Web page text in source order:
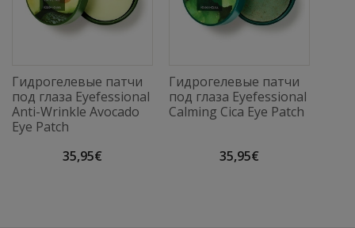
Гидрогелевые патчи
под глаза Eyefessional
Anti-Wrinkle Avocado
Eye Patch
35,95€
Гидрогелевые патчи
под глаза Eyefessional
Calming Cica Eye Patch
35,95€